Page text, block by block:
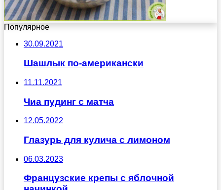
Популярное
30.09.2021
Шашлык по-американски
11.11.2021
Чиа пудинг с матча
12.05.2022
Глазурь для кулича с лимоном
06.03.2023
Французские крепы с яблочной